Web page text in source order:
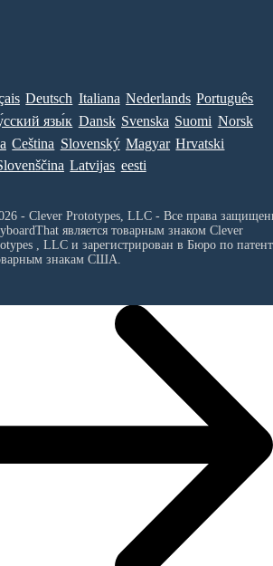
Deutsch Italiana Nederlands Português
язы́к Dansk Svenska Suomi Norsk
Ceština Slovenský Magyar Hrvatski
Latvijas eesti
- Clever Prototypes, LLC - Все права
является товарным знаком Clever
, LLCи зарегистрирован в Бюро по
знакам США.